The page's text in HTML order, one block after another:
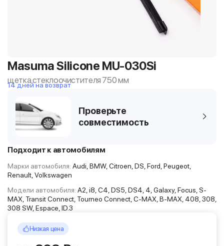
Masuma Silicone MU-030Si
щетка стеклоочистителя 750 мм
14 дней на возврат
Проверьте
совместимость
Подходит к автомобилям
Марки автомобиля: Audi, BMW, Citroen, DS, Ford, Peugeot,
Renault, Volkswagen
Модели автомобиля: A2, i8, C4, DS5, DS4, 4, Galaxy, Focus, S-
MAX, Transit Connect, Tourneo Connect, C-MAX, B-MAX, 408, 308,
308 SW, Espace, ID.3
Низкая цена